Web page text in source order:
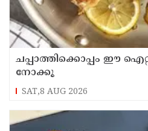
ചപ്പാത്തിക്കൊപ്പം ഈ
നോക്കൂ
SAT,8 AUG 2026